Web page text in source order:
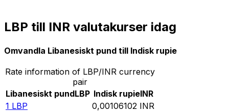
LBP till INR valutakurser idag
Omvandla Libanesiskt pund till Indisk rupie
Rate information of LBP/INR currency
pair
Libanesiskt pundLBP Indisk rupieINR
1 LBP 0,00106102 INR